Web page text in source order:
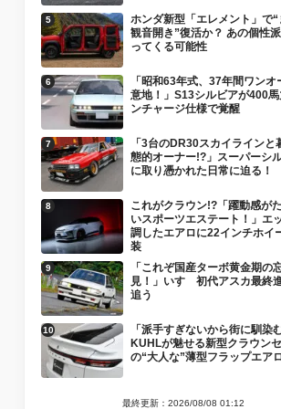
ホンダ新型「エレメント」で
観音開き”復活か？ あの個性
ってくる可能性
「昭和63年式、37年間ワンオ
意地！」S13シルビアが400馬
ンチャージ仕様で覚醒
「3台のDR30スカイラインと
態的オーナー!?」スーパーシ
に取り憑かれた日常に迫る！
これがクラウン!?「躍動感が
いスポーツエステート！」エ
調したエアロに22インチホイ
装
「これぞ国産ターボ黄金期の
見！」いすゞ初代アスカ最終
追う
「派手すぎないから街に馴染
KUHLが魅せる新型クラウン
の“大人な”薄型フラップエア
最終更新：2026/08/08 01:12